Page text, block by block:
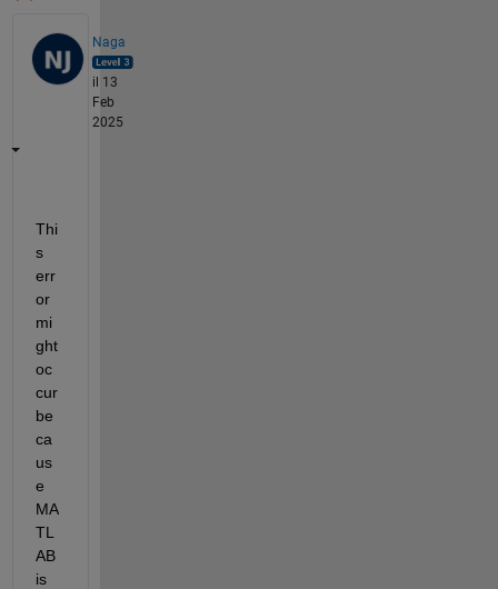
Naga
il 13
Feb
2025
Thi
s
err
or
mi
ght
oc
cur
be
ca
us
e
MA
TL
AB
is